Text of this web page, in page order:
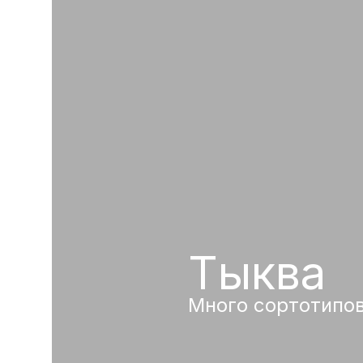
Тыква
Много